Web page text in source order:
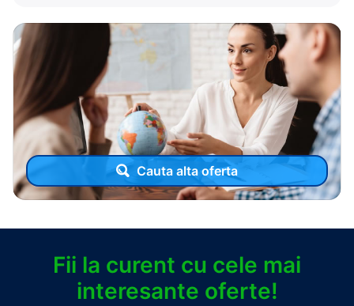
Cauta alta oferta
Fii la curent cu cele mai
interesante oferte!